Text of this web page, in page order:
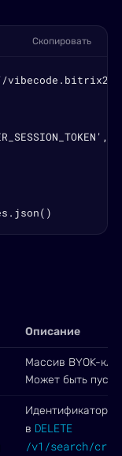
Скопировать
Описание
Массив BYOK-
Может быть
Идентификатор
в DELETE
/v1/search/